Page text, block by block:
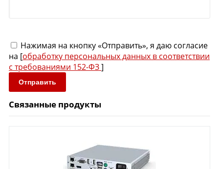
Нажимая на кнопку «Отправить», я даю согласие
на [обработку персональных данных в соответствии
с требованиями 152-ФЗ]
Отправить
Связанные продукты